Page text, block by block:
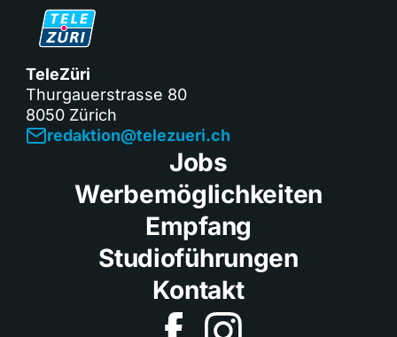
TeleZüri
Thurgauerstrasse 80
8050 Zürich
redaktion@telezueri.ch
Jobs
Werbemöglichkeiten
Empfang
Studioführungen
Kontakt